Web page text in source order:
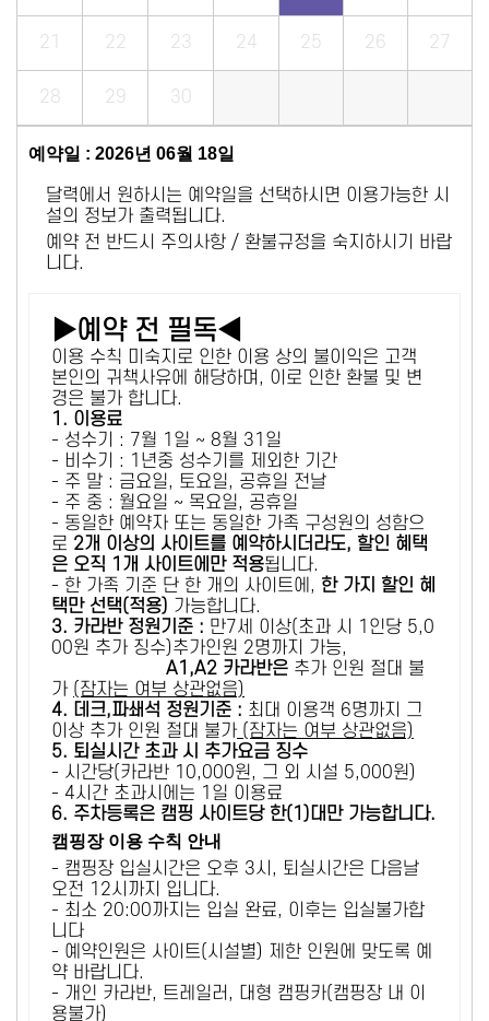
21 22 23 24 25 26 27
28 29 30
예약일 : 2026년 06월 18일
달력에서 원하시는 예약일을 선택하시면 이용가능한 시
설의 정보가 출력됩니다.
예약 전 반드시 주의사항 / 환불규정을 숙지하시기 바랍
니다.
▶예약 전 필독◀
이용 수칙 미숙지로 인한 이용 상의 불이익은 고객
본인의 귀책사유에 해당하며, 이로 인한 환불 및 변
경은 불가 합니다.
1. 이용료
- 성수기 : 7월 1일 ~ 8월 31일
- 비수기 : 1년중 성수기를 제외한 기간
- 주 말 : 금요일, 토요일, 공휴일 전날
- 주 중 : 월요일 ~ 목요일, 공휴일
- 동일한 예약자 또는 동일한 가족 구성원의 성함으
로 2개 이상의 사이트를 예약하시더라도, 할인 혜택
은 오직 1개 사이트에만 적용됩니다.
- 한 가족 기준 단 한 개의 사이트에, 한 가지 할인 혜
택만 선택(적용) 가능합니다.
3. 카라반 정원기준 : 만7세 이상(초과 시 1인당 5,0
00원 추가 징수)추가인원 2명까지 가능,
A1,A2 카라반은 추가 인원 절대 불
가 (잠자는 여부 상관없음)
4. 데크,파쇄석 정원기준 : ​최대 이용객 6명까지 그
이상 추가 인원 절대 불가 (잠자는 여부 상관없음)
5. 퇴실시간 초과 시 추가요금 징수
- 시간당(카라반 10,000원, 그 외 시설 5,000원)
- 4시간 초과시에는 1일 이용료
6. 주차등록은 캠핑 사이트당 한(1)대만 가능합니다.
캠핑장 이용 수칙 안내
- 캠핑장 입실시간은 오후 3시, 퇴실시간은 다음날
오전 12시까지 입니다.
- 최소 20:00까지는 입실 완료, 이후는 입실불가합
니다
- 예약인원은 사이트(시설별) 제한 인원에 맞도록 예
약 바랍니다.
- 개인 카라반, 트레일러, 대형 캠핑카(캠핑장 내 이
용불가)